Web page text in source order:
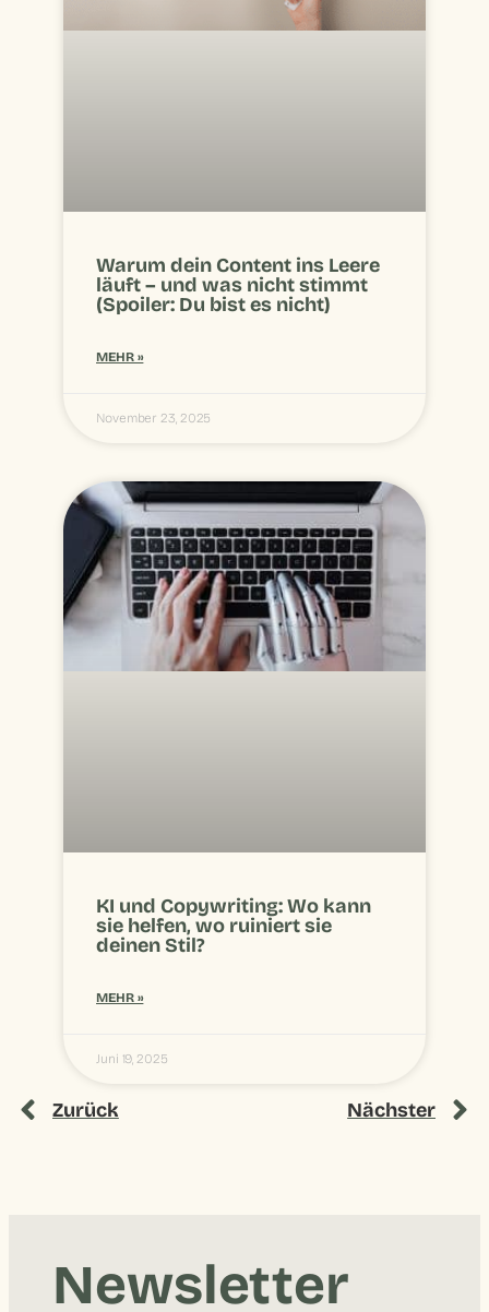
Warum dein Content ins Leere
läuft – und was nicht stimmt
(Spoiler: Du bist es nicht)
MEHR »
November 23, 2025
KI und Copywriting: Wo kann
sie helfen, wo ruiniert sie
deinen Stil?
MEHR »
Juni 19, 2025
Zurück Nächster
Newsletter